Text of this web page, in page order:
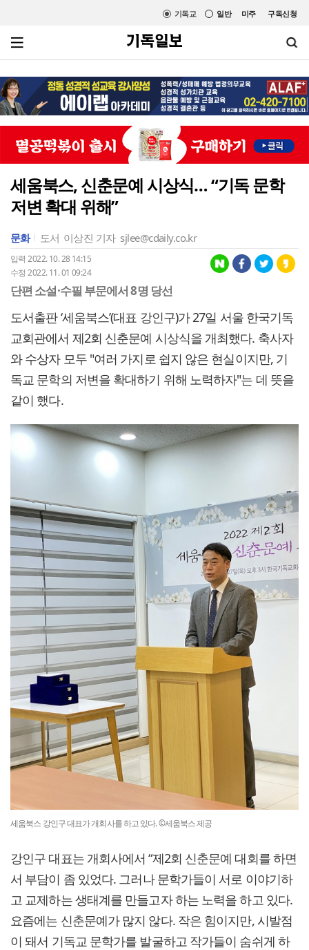
미주 구독신청
일반
기독교
세움북스, 신춘문예 시상식… “기독 문학
저변 확대 위해”
문화 도서 이상진 기자 sjlee@cdaily.co.kr
입력 2022. 10. 28 14:15
수정 2022. 11. 01 09:24
단편 소설·수필 부문에서 8명 당선
도서출판 ‘세움북스’(대표 강인구)가 27일 서울 한국기독
교회관에서 제2회 신춘문예 시상식을 개최했다. 축사자
와 수상자 모두 "여러 가지로 쉽지 않은 현실이지만, 기
독교 문학의 저변을 확대하기 위해 노력하자"는 데 뜻을
같이 했다.
세움북스 강인구 대표가 개회사를 하고 있다. ©세움북스 제공
강인구 대표는 개회사에서 “제2회 신춘문예 대회를 하면
서 부담이 좀 있었다. 그러나 문학가들이 서로 이야기하
고 교제하는 생태계를 만들고자 하는 노력을 하고 있다.
요즘에는 신춘문예가 많지 않다. 작은 힘이지만, 시발점
이 돼서 기독교 문학가를 발굴하고 작가들이 숨쉬게 하